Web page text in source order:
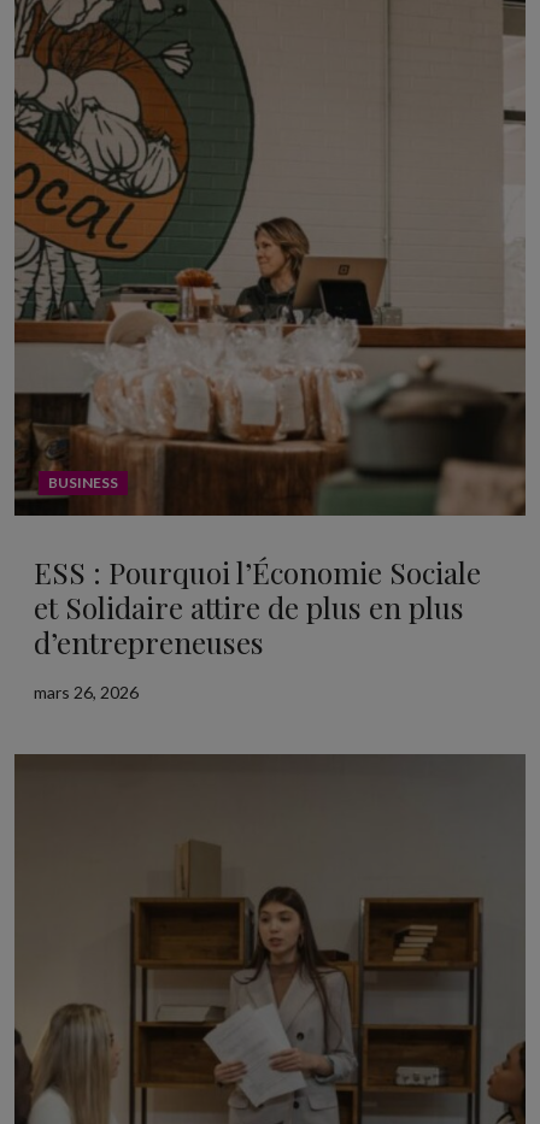
BUSINESS
ESS : Pourquoi l’Économie Sociale
et Solidaire attire de plus en plus
d’entrepreneuses
mars 26, 2026